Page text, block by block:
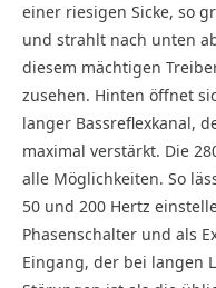
einer riesigen Sicke, so
und strahlt nach unten
diesem mächtigen
zusehen. Hinten öffnet
langer Bassreflexkanal,
maximal verstärkt. Die
alle Möglichkeiten. So
50 und 200 Hertz
Phasenschalter und als
Eingang, der bei langen